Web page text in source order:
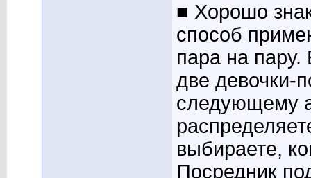
■ Хорошо
способ
пара на пару.
две девочки-
следующему
выбираете,
Посредник